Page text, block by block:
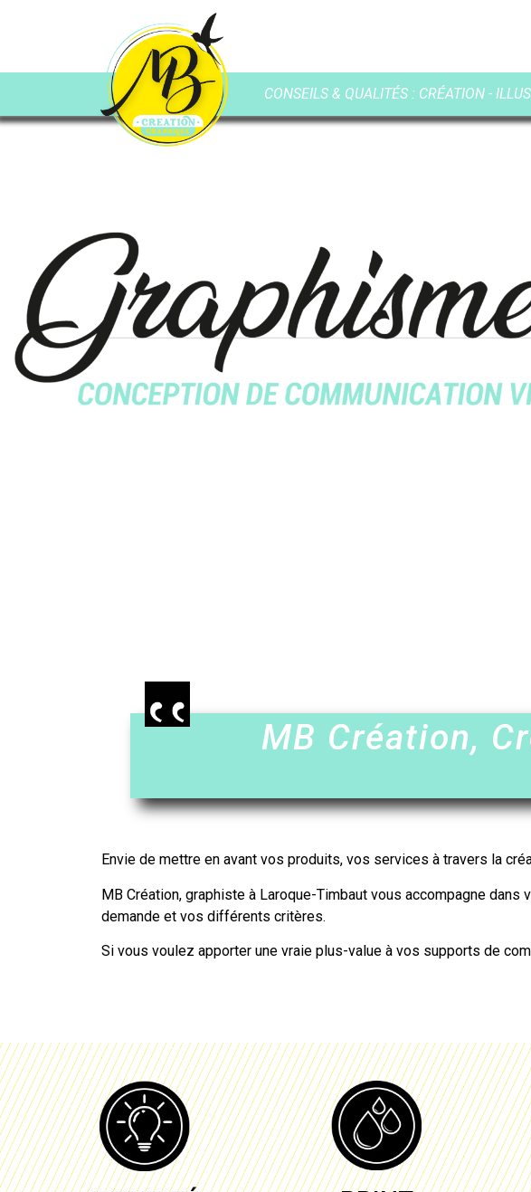
CONSEILS & QUALITÉS : CRÉATION -
MB Création,
Envie de mettre en avant vos produits, vos services à travers la
MB Création, graphiste à Laroque-Timbaut vous accompagne dans
demande et vos différents critères.
Si vous voulez apporter une vraie plus-value à vos supports de